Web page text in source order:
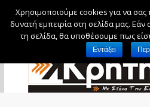
Σάββατο, 8
Χρησιμοποιούμε cookies για να
δυνατή εμπειρία στη σελίδα μας. Εάν
τη σελίδα, θα υποθέσουμε πως
Εντάξει